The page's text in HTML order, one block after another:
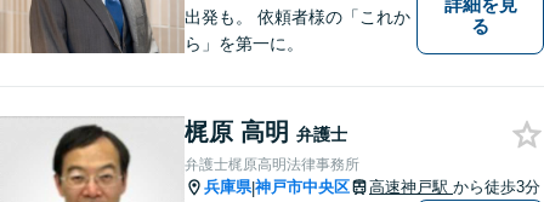
出発も。 依頼者様の「これか
ら」を第一に。
詳細を見
る
梶原 高明 弁護士
弁護士梶原高明法律事務所
兵庫県|神戸市中央区 高速神戸駅 から徒歩3分